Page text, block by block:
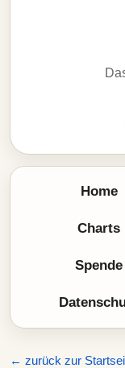
Home
Charts
Spende
← zurück zur